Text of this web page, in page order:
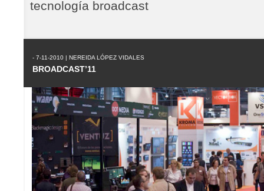
tecnología broadcast
- 7-11-2010 | NEREIDA LÓPEZ VIDALES
BROADCAST’11